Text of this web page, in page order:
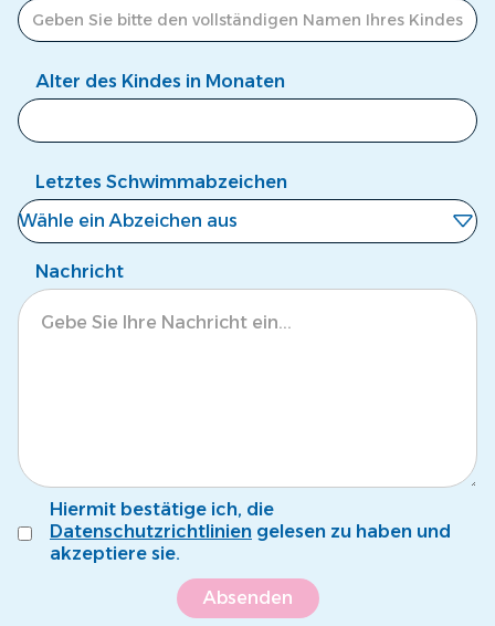
Alter des Kindes in Monaten
Letztes Schwimmabzeichen
Wähle ein Abzeichen aus
Noch kein Abzeichen
Fröschli
Seepferdli
Nachricht
Hiermit bestätige ich, die
Datenschutzrichtlinien gelesen zu haben und
akzeptiere sie.